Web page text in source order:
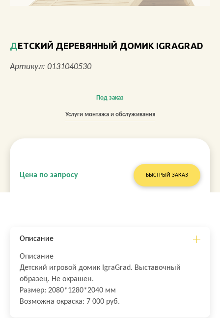
ДЕТСКИЙ ДЕРЕВЯННЫЙ ДОМИК IGRAGRAD
Артикул: 0131040530
Под заказ
Услуги монтажа и обслуживания
Цена по запросу БЫСТРЫЙ ЗАКАЗ
Описание
Описание
Детский игровой домик IgraGrad. Выставочный
образец. Не окрашен.
Размер: 2080*1280*2040 мм
Возможна окраска: 7 000 руб.